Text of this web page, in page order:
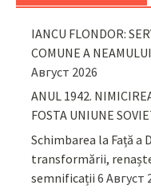
IANCU FLONDOR:
COMUNE A
Август 2026
ANUL 1942.
FOSTA UNIUNE
Schimbarea la Față a
transformării,
semnificații 6 Август